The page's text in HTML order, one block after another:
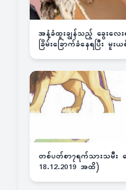
အနံ့ခံထူးချွန်သည့် ခွေးလေ
ခြိမ်းခြောက်ခံနေရပြီး
တစ်ပတ်စာ၇ရက်သားသမီး
18.12.2019 အထိ)